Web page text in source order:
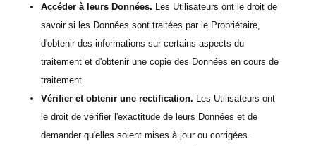
Accéder à leurs Données. Les Utilisateurs ont le droit de
savoir si les Données sont traitées par le Propriétaire,
d'obtenir des informations sur certains aspects du
traitement et d'obtenir une copie des Données en cours de
traitement.
Vérifier et obtenir une rectification. Les Utilisateurs ont
le droit de vérifier l'exactitude de leurs Données et de
demander qu'elles soient mises à jour ou corrigées.